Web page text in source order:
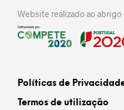
Website realizado ao
Políticas de
Termos de utilização